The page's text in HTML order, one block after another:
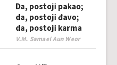
Da, postoji pakao;
da, postoji đavo;
da, postoji karma
V.M. Samael Aun Weor